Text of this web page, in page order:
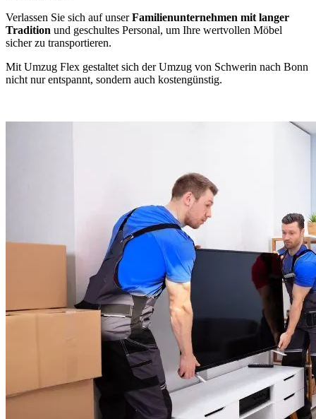
Verlassen Sie sich auf unserFamilienunternehmen mit langer
Tradition und geschultes Personal, um Ihre wertvollen Möbel
sicher zu transportieren.
Mit Umzug Flex gestaltet sich der Umzug von Schwerin nach Bonn
nicht nur entspannt, sondern auch kostengünstig.